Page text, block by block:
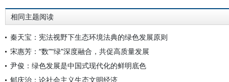
相同主题阅读
秦天宝：宪法视野下生态环境法典的绿色发展原则
宋惠芳：“数”“绿”深度融合，共促高质量发展
尹俊：绿色发展是中国式现代化的鲜明底色
郇庆治：论社会主义生态文明经济